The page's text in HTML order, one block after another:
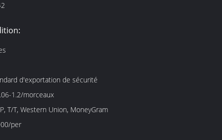
d'exportation de sécurité
1.2/morceaux
T/T, Western Union, MoneyGram
per